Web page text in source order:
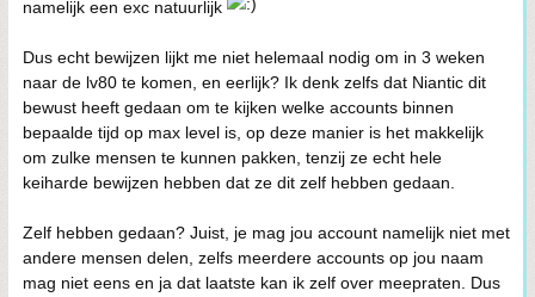
namelijk een exc natuurlijk
Dus echt bewijzen lijkt me niet helemaal nodig om in 3 weken
naar de lv80 te komen, en eerlijk? Ik denk zelfs dat Niantic dit
bewust heeft gedaan om te kijken welke accounts binnen
bepaalde tijd op max level is, op deze manier is het makkelijk
om zulke mensen te kunnen pakken, tenzij ze echt hele
keiharde bewijzen hebben dat ze dit zelf hebben gedaan.
Zelf hebben gedaan? Juist, je mag jou account namelijk niet met
andere mensen delen, zelfs meerdere accounts op jou naam
mag niet eens en ja dat laatste kan ik zelf over meepraten. Dus